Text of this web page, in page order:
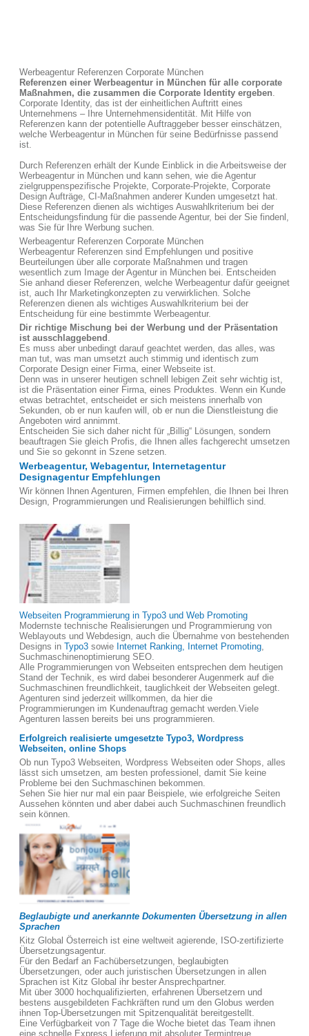
Werbeagentur Referenzen Corporate München
Referenzen einer Werbeagentur in München für alle corporate
Maßnahmen, die zusammen die Corporate Identity ergeben.
Corporate Identity, das ist der einheitlichen Auftritt eines
Unternehmens – Ihre Unternehmensidentität. Mit Hilfe von
Referenzen kann der potentielle Auftraggeber besser einschätzen,
welche Werbeagentur in München für seine Bedürfnisse passend
ist.
Durch Referenzen erhält der Kunde Einblick in die Arbeitsweise der
Werbeagentur in München und kann sehen, wie die Agentur
zielgruppenspezifische Projekte, Corporate-Projekte, Corporate
Design Aufträge, CI-Maßnahmen anderer Kunden umgesetzt hat.
Diese Referenzen dienen als wichtiges Auswahlkriterium bei der
Entscheidungsfindung für die passende Agentur, bei der Sie findenl,
was Sie für Ihre Werbung suchen.
Werbeagentur Referenzen Corporate München
Werbeagentur Referenzen sind Empfehlungen und positive
Beurteilungen über alle corporate Maßnahmen und tragen
wesentlich zum Image der Agentur in München bei. Entscheiden
Sie anhand dieser Referenzen, welche Werbeagentur dafür geeignet
ist, auch Ihr Marketingkonzepten zu verwirklichen. Solche
Referenzen dienen als wichtiges Auswahlkriterium bei der
Entscheidung für eine bestimmte Werbeagentur.
Dir richtige Mischung bei der Werbung und der Präsentation
ist ausschlaggebend .
Es muss aber unbedingt darauf geachtet werden, das alles, was
man tut, was man umsetzt auch stimmig und identisch zum
Corporate Design einer Firma, einer Webseite ist.
Denn was in unserer heutigen schnell lebigen Zeit sehr wichtig ist,
ist die Präsentation einer Firma, eines Produktes. Wenn ein Kunde
etwas betrachtet, entscheidet er sich meistens innerhalb von
Sekunden, ob er nun kaufen will, ob er nun die Dienstleistung die
Angeboten wird annimmt.
Entscheiden Sie sich daher nicht für „Billig“ Lösungen, sondern
beauftragen Sie gleich Profis, die Ihnen alles fachgerecht umsetzen
und Sie so gekonnt in Szene setzen.
Werbeagentur, Webagentur, Internetagentur
Designagentur Empfehlungen
Wir können Ihnen Agenturen, Firmen empfehlen, die Ihnen bei Ihren
Design, Programmierungen und Realisierungen behilflich sind.
Webseiten Programmierung in Typo3 und Web Promoting
Modernste technische Realisierungen und Programmierung von
Weblayouts und Webdesign, auch die Übernahme von bestehenden
Designs in Typo3 sowie Internet Ranking, Internet Promoting,
Suchmaschinenoptimierung SEO.
Alle Programmierungen von Webseiten entsprechen dem heutigen
Stand der Technik, es wird dabei besonderer Augenmerk auf die
Suchmaschinen freundlichkeit, tauglichkeit der Webseiten gelegt.
Agenturen sind jederzeit willkommen, da hier die
Programmierungen im Kundenauftrag gemacht werden.Viele
Agenturen lassen bereits bei uns programmieren.
Erfolgreich realisierte umgesetzte Typo3, Wordpress
Webseiten, online Shops
Ob nun Typo3 Webseiten, Wordpress Webseiten oder Shops, alles
lässt sich umsetzen, am besten professionel, damit Sie keine
Probleme bei den Suchmaschinen bekommen.
Sehen Sie hier nur mal ein paar Beispiele, wie erfolgreiche Seiten
Aussehen könnten und aber dabei auch Suchmaschinen freundlich
sein können.
Beglaubigte und anerkannte Dokumenten Übersetzung in allen
Sprachen
Kitz Global Österreich ist eine weltweit agierende, ISO-zertifizierte
Übersetzungsagentur.
Für den Bedarf an Fachübersetzungen, beglaubigten
Übersetzungen, oder auch juristischen Übersetzungen in allen
Sprachen ist Kitz Global ihr bester Ansprechpartner.
Mit über 3000 hochqualifizierten, erfahrenen Übersetzern und
bestens ausgebildeten Fachkräften rund um den Globus werden
ihnen Top-Übersetzungen mit Spitzenqualität bereitgestellt.
Eine Verfügbarkeit von 7 Tage die Woche bietet das Team ihnen
eine schnelle Express Lieferung mit absoluter Termintreue.